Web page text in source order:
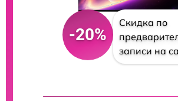
-20%
Скидка по
записи на